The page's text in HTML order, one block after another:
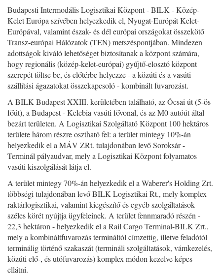
Budapesti Intermodális Logisztikai Központ - BILK - Közép-
Kelet Európa szívében helyezkedik el, Nyugat-Európát Kelet-
Európával, valamint észak- és dél európai országokat összekötő
Transz-európai Hálózatok (TEN) metszéspontjában. Mindezen
adottságok kiváló lehetőséget biztosítanak a központ számára,
hogy regionális (közép-kelet-európai) gyűjtő-elosztó központ
szerepét töltse be, és előtérbe helyezze - a közúti és a vasúti
szállítási ágazatokat összekapcsoló - kombinált fuvarozást.
A BILK Budapest XXIII. kerületében található, az Ócsai út (5-ös
főút), a Budapest - Kelebia vasúti fővonal, és az M0 autóút által
bezárt területen. A Logisztikai Szolgáltató Központ 100 hektáros
területe három részre osztható fel: a terület mintegy 10%-án
helyezkedik el a MÁV ZRt. tulajdonában levő Soroksár -
Terminál pályaudvar, mely a Logisztikai Központ folyamatos
vasúti kiszolgálását látja el.
A terület mintegy 70%-án helyezkedik el a Waberer's Holding Zrt.
többségi tulajdonában levő BILK Logisztikai Rt., mely komplex
raktárlogisztikai, valamint kiegészítő és egyéb szolgáltatások
széles körét nyújtja ügyfeleinek. A terület fennmaradó részén -
22,3 hektáron - helyezkedik el a Rail Cargo Terminal-BILK Zrt.,
mely a kombináltfuvarozás termináltól címzettig, illetve feladótól
terminálig történő szakaszát (termináli szolgáltatások, vámkezelés,
közúti elő-, és utófuvarozás) komplex módon kezelve képes
ellátni.